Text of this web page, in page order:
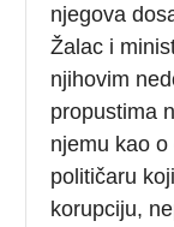
njegova
Žalac i
njihovim
propustima
njemu kao
političaru
korupciju,